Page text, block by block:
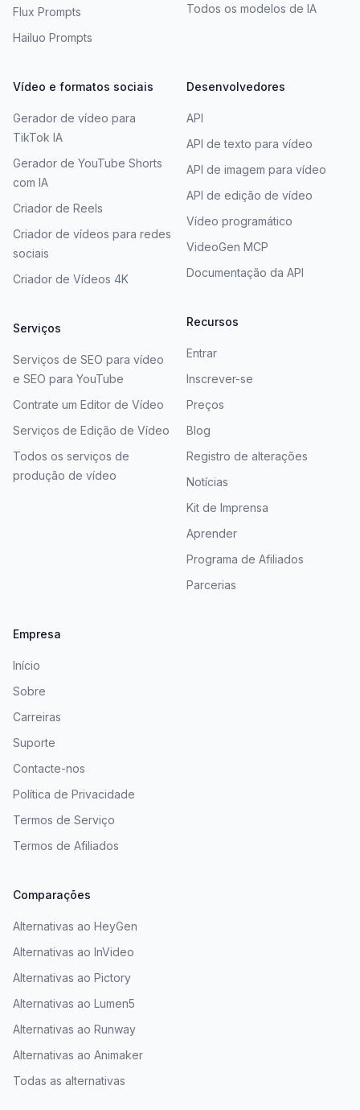
Flux Prompts
Hailuo Prompts
Todos os modelos de IA
Vídeo e formatos sociais
Gerador de vídeo para
TikTok IA
Gerador de YouTube Shorts
com IA
Criador de Reels
Criador de vídeos para redes
sociais
Criador de Vídeos 4K
Serviços
Serviços de SEO para vídeo
e SEO para YouTube
Contrate um Editor de Vídeo
Serviços de Edição de Vídeo
Todos os serviços de
produção de vídeo
Desenvolvedores
API
API de texto para vídeo
API de imagem para vídeo
API de edição de vídeo
Vídeo programático
VideoGen MCP
Documentação da API
Recursos
Entrar
Inscrever-se
Preços
Blog
Registro de alterações
Notícias
Kit de Imprensa
Aprender
Programa de Afiliados
Parcerias
Empresa
Início
Sobre
Carreiras
Suporte
Contacte-nos
Política de Privacidade
Termos de Serviço
Termos de Afiliados
Comparações
Alternativas ao HeyGen
Alternativas ao InVideo
Alternativas ao Pictory
Alternativas ao Lumen5
Alternativas ao Runway
Alternativas ao Animaker
Todas as alternativas